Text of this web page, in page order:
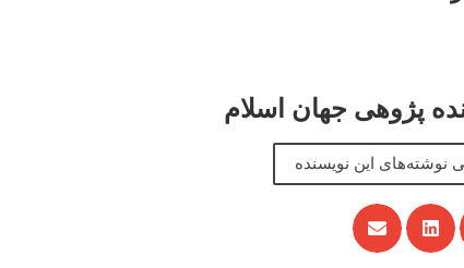
پژوهی جهان اسلام
نوشته‌های این نویسنده